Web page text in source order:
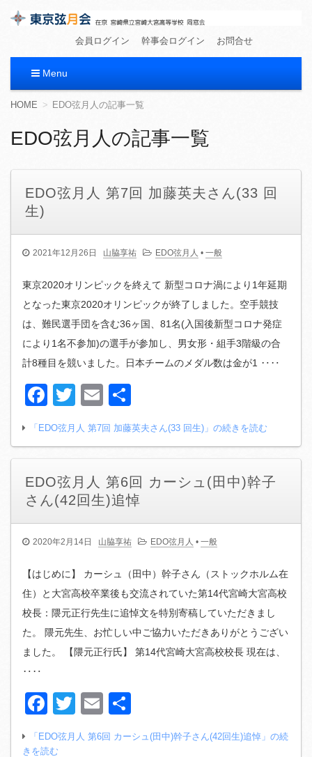
東京弦月会
在京 宮崎県立宮崎大宮高等学校 同窓会
会員ログイン 幹事会ログイン お問合せ
Menu
コ
テ
ン
動
HOME EDO弦月人の記事一覧
EDO弦月人の記事一覧
EDO弦月人 第7回 加藤英夫さん(33 回
生)
2021年12月26日 山脇享祐 EDO弦月人 • 一般
東京2020オリンピックを終えて 新型コロナ渦により1年延期
となった東京2020オリンピックが終了しました。空手競技
は、難民選手団を含む36ヶ国、81名(入国後新型コロナ発症
により1名不参加)の選手が参加し、男女形・組手3階級の合
計8種目を競いました。日本チームのメダル数は金が1 ‥‥
Facebook
TwitterEmail
有
「EDO弦月人 第7回 加藤英夫さん(33 回生)」の続きを読む
EDO弦月人 第6回 カーシュ(田中)幹子
さん(42回生)追悼
2020年2月14日 山脇享祐 EDO弦月人 • 一般
【はじめに】 カーシュ（田中）幹子さん（ストックホルム在
住）と大宮高校卒業後も交流されていた第14代宮崎大宮高校
校長：隈元正行先生に追悼文を特別寄稿していただきまし
た。 隈元先生、お忙しい中ご協力いただきありがとうござい
ました。 【隈元正行氏】 第14代宮崎大宮高校校長 現在は、
‥‥
Facebook
TwitterEmail
「EDO弦月人 第6回 カーシュ(田中)幹子さん(42回生)追悼」の続
きを読む